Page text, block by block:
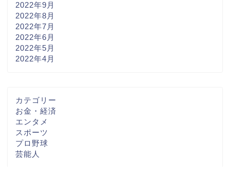
2022年9月
2022年8月
2022年7月
2022年6月
2022年5月
2022年4月
カテゴリー
お金・経済
エンタメ
スポーツ
プロ野球
芸能人